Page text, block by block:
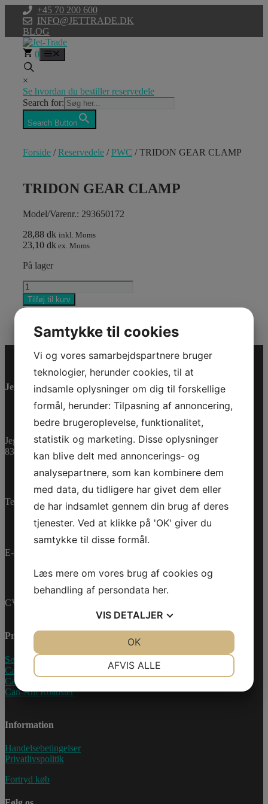
indhold
+45 70 200 600
INFO@JETTRADE.DK
BLOG
0
×
Se hvordan du bestiller reservedele
Search for:
Search Button
Forside /Reservedele /PWC / TRIDON GEAR CLAMP
TRIDON GEAR CLAMP
Model/Varenr.: 293650172
28,88 dk inkl. Moms
23,10 dk ex. Moms
På lager
TRIDON
GEAR
CLAMP
Tilføj til kurv
Varenummer (SKU):293650172 Kategorier:PWC,
Jet-Trade Powersport
Jegstrupvej 280
8361 Hasselager
Telefon:+45 70 200 600
E-mail:
CVR-nummer: 27233678
Produkter
Sea-Doo Vandscooter
Can-Am ATV
Can-Am UTV
Can-Am Roadster
Information
Handelsebetingelser
Privatlivspolitik
Fortryd køb
Samtykke til cookies
Vi og vores samarbejdspartnere bruger
teknologier, herunder cookies, til at
indsamle oplysninger om dig til forskellige
formål, herunder: Tilpasning af annoncering,
bedre brugeroplevelse, funktionalitet,
statistik og marketing. Disse oplysninger
kan blive delt med annoncerings- og
analysepartnere, som kan kombinere dem
med data, du tidligere har givet dem eller
de har indsamlet gennem din brug af deres
tjenester. Ved at klikke på 'OK' giver du
samtykke til disse formål.
Læs mere om vores brug af cookies og
behandling af persondata her.
VIS DETALJER
AFVIS ALLE
OK